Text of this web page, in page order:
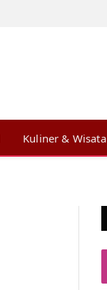
Kuliner & Wisata